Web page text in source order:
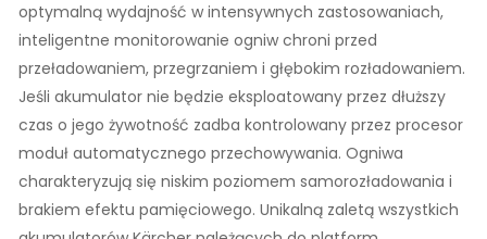
optymalną wydajność w intensywnych zastosowaniach,
inteligentne monitorowanie ogniw chroni przed
przeładowaniem, przegrzaniem i głębokim rozładowaniem.
Jeśli akumulator nie będzie eksploatowany przez dłuższy
czas o jego żywotność zadba kontrolowany przez procesor
moduł automatycznego przechowywania. Ogniwa
charakteryzują się niskim poziomem samorozładowania i
brakiem efektu pamięciowego. Unikalną zaletą wszystkich